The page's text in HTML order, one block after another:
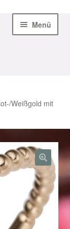
Menü
Weißgold mit